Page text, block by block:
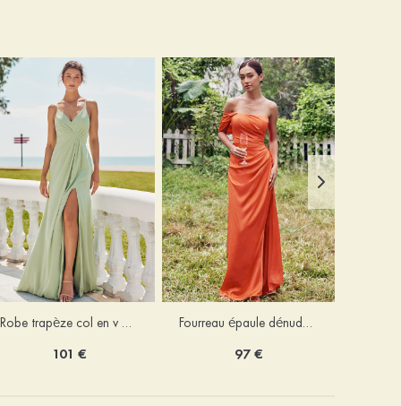
Robe trapèze col en v mousseline ras du sol robe de demoiselle d'honneur
101 €
Fourreau épaule dénudée satin extensible ras du sol robe de demoiselle d'honneur
97 €